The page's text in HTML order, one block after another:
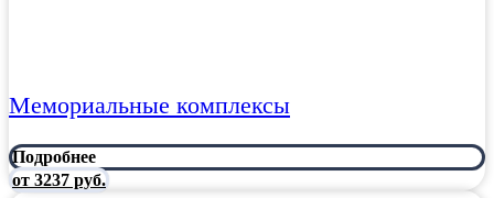
Мемориальные комплексы
Подробнее
от 3237 руб.